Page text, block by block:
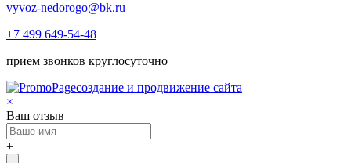
vyvoz-nedorogo@bk.ru
+7 499 649-54-48
прием звонков круглосуточно
создание и продвижение сайта
×
Ваш отзыв
+